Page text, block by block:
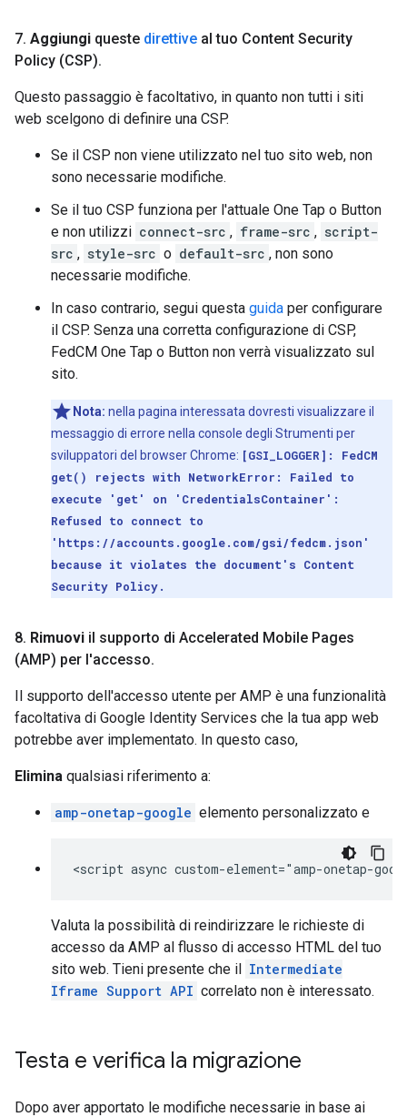
7. Aggiungi queste direttive al tuo Content Security
Policy (CSP).
Questo passaggio è facoltativo, in quanto non tutti i siti
web scelgono di definire una CSP.
Se il CSP non viene utilizzato nel tuo sito web, non
sono necessarie modifiche.
Se il tuo CSP funziona per l'attuale One Tap o Button
e non utilizzi connect-src , frame-src , script-
src , style-src o default-src , non sono
necessarie modifiche.
In caso contrario, segui questa guida per configurare
il CSP. Senza una corretta configurazione di CSP,
FedCM One Tap o Button non verrà visualizzato sul
sito.
Nota: nella pagina interessata dovresti visualizzare il
messaggio di errore nella console degli Strumenti per
sviluppatori del browser Chrome: [GSI_LOGGER]: FedCM
get() rejects with NetworkError: Failed to
execute 'get' on 'CredentialsContainer':
Refused to connect to
'https://accounts.google.com/gsi/fedcm.json'
because it violates the document's Content
Security Policy.
8. Rimuovi il supporto di Accelerated Mobile Pages
(AMP) per l'accesso.
Il supporto dell'accesso utente per AMP è una funzionalità
facoltativa di Google Identity Services che la tua app web
potrebbe aver implementato. In questo caso,
Elimina qualsiasi riferimento a:
amp-onetap-google elemento personalizzato e
Valuta la possibilità di reindirizzare le richieste di
accesso da AMP al flusso di accesso HTML del tuo
sito web. Tieni presente che il Intermediate
Iframe Support API correlato non è interessato.
Testa e verifica la migrazione
Dopo aver apportato le modifiche necessarie in base ai